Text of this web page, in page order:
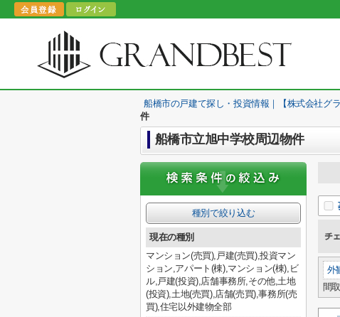
船橋市の戸建て探し・投資情報｜【株式会社グラ
件
船橋市立旭中学校周辺物件
外
間
種別で絞り込む
現在の種別
マンション(売買),戸建(売買),投資マン
ション,アパート(棟),マンション(棟),ビ
ル,戸建(投資),店舗事務所,その他,土地
(投資),土地(売買),店舗(売買),事務所(売
買),住宅以外建物全部